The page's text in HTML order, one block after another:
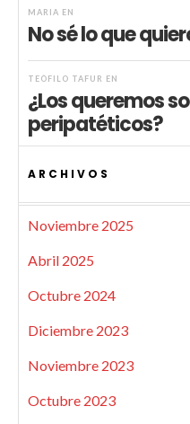
MARIA EN
No sé lo que
TEÓFILO TAFUR EN
¿Los queremos
peripatéticos?
ARCHIVOS
Noviembre 2025
Abril 2025
Octubre 2024
Diciembre 2023
Noviembre 2023
Octubre 2023